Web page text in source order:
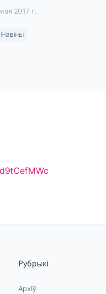
2017 г.
Навіны
Рубрыкі
Архіў